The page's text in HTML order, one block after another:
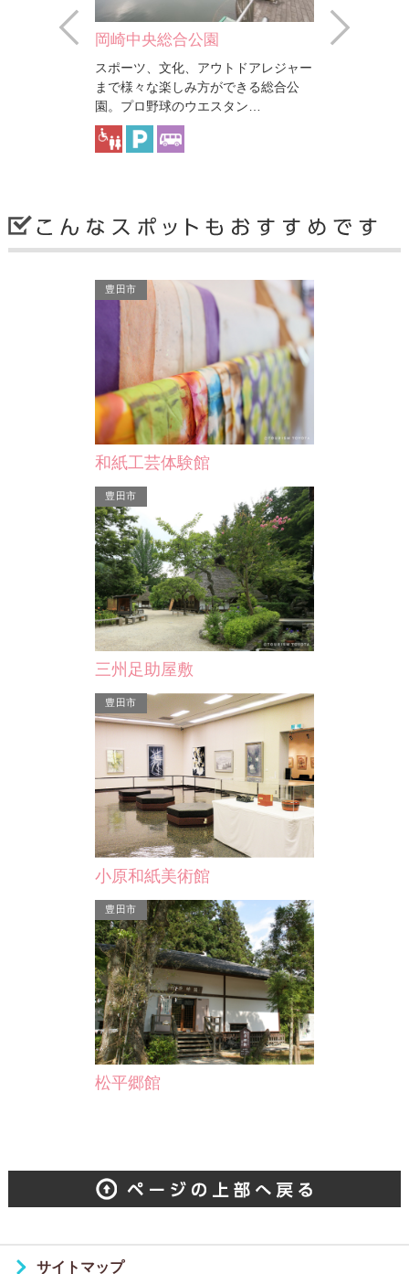
岡崎中央総合公園
スポーツ、文化、アウトドアレジャー
まで様々な楽しみ方ができる総合公
園。プロ野球のウエスタン…
古代の遺跡群（丸山古墳群…
乙川の清流と緑豊かな山々に囲まれた
丸山町には、多くの古墳があります。
神明宮、経ヶ峰、村上な…
Prev
豊田市
和紙工芸体験館
豊田市
三州足助屋敷
豊田市
小原和紙美術館
豊田市
松平郷館
サイトマップ